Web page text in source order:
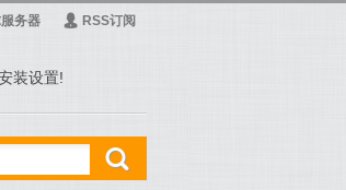
装设置!
务器 Ą RSS订阅
ő